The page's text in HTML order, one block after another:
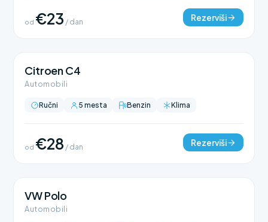
od €23 / dan Rezerviši
Citroen C4
Automobili
Ručni 5 mesta Benzin Klima
od €28 / dan Rezerviši
VW Polo
Automobili